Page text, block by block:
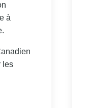
à
les